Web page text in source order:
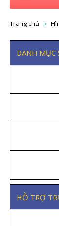
Trang chủ
DANH MỤC
HỖ TRỢ